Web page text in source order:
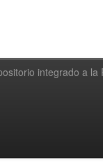
integrado a la